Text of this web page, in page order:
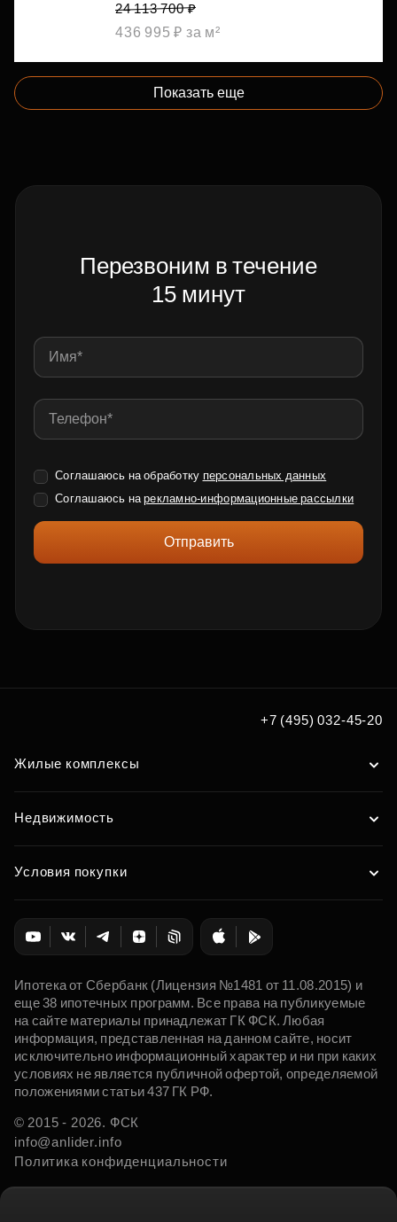
24 113 700 ₽
436 995 ₽ за м²
Показать еще
Перезвоним в течение
15 минут
Соглашаюсь на обработку персональных данных
Соглашаюсь нарекламно-информационные рассылки
Отправить
+7 (495) 032-45-20
Жилые комплексы
Недвижимость
Условия покупки
Ипотека от Сбербанк (Лицензия №1481 от 11.08.2015) и
еще 38 ипотечных программ. Все права на публикуемые
на сайте материалы принадлежат ГК ФСК. Любая
информация, представленная на данном сайте, носит
исключительно информационный характер и ни при каких
условиях не является публичной офертой, определяемой
положениями статьи 437 ГК РФ.
© 2015 - 2026. ФСК
info@anlider.info
Политика конфиденциальности